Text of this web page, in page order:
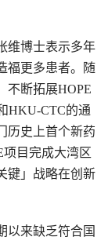
维博士表示多年
福更多患者。随
不断拓展HOPE
HKU-CTC的通
历史上首个新药
项目完成大湾区
键」战略在创新
以来缺乏符合国